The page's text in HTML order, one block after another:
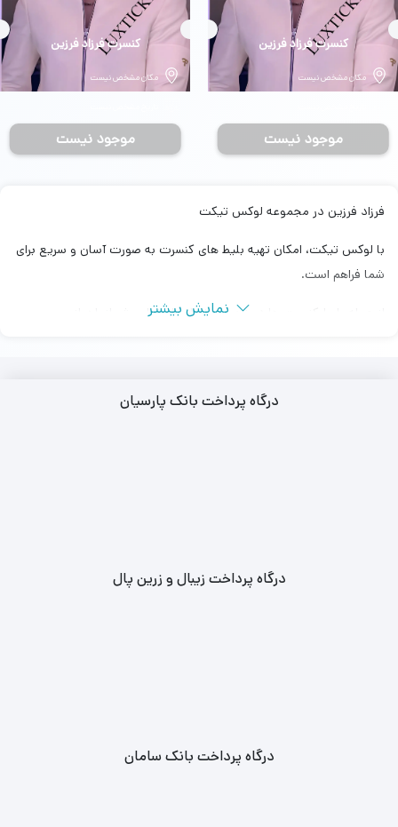
بلیط
کنسرت فرزاد فرزین
مکان مشخص نیست
موجود نیست
بلیط
کنسرت فرزاد فرزین
مکان مشخص نیست
موجود نیست
فرزاد فرزین در مجموعه لوکس تیکت
با لوکس تیکت، امکان تهیه بلیط ‌های کنسرت به صورت آسان و سریع برای
شما فراهم است.
از جمله بلیط‌ کنسرت ها در شهرهای تهران، اصفهان، شیراز، اهواز و …
مجموعه لوکس تیکت ارائه‌ دهنده بلیط‌ های کنسرت با قیمت مناسب و
فوری بلیط‌ ها نیز وجود دارد.
نمایش بیشتر
درگاه پرداخت بانک پارسیان
درگاه پرداخت زیبال و زرین پال
درگاه پرداخت بانک سامان